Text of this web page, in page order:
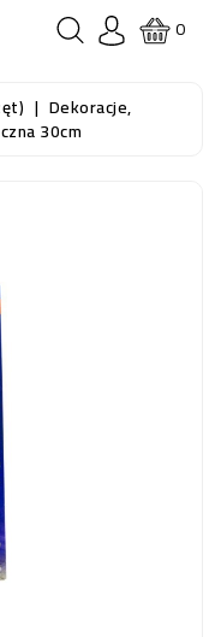
0
Dekoracje,
30cm